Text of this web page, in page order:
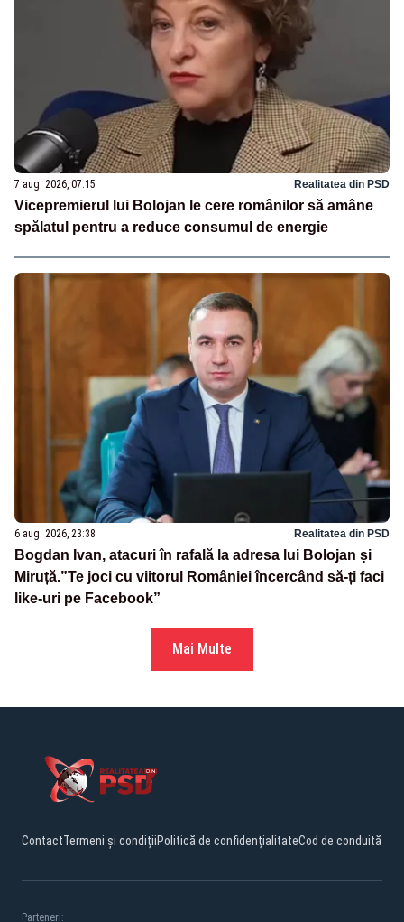
7 aug. 2026, 07:15 Realitatea din PSD
Vicepremierul lui Bolojan le cere românilor să amâne
spălatul pentru a reduce consumul de energie
6 aug. 2026, 23:38 Realitatea din PSD
Bogdan Ivan, atacuri în rafală la adresa lui Bolojan și
Miruță.”Te joci cu viitorul României încercând să-ți faci
like-uri pe Facebook”
Mai Multe
ContactTermeni și condițiiPolitică de confidențialitateCod de conduită
Parteneri: